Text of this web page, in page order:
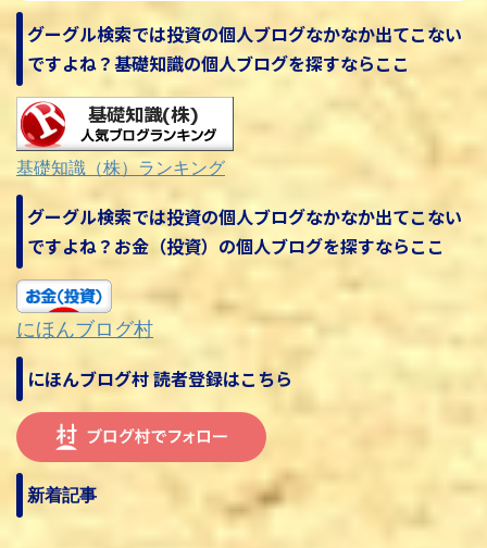
グーグル検索では投資の個人ブログなかなか出てこない
ですよね？基礎知識の個人ブログを探すならここ
基礎知識（株）ランキング
グーグル検索では投資の個人ブログなかなか出てこない
ですよね？お金（投資）の個人ブログを探すならここ
にほんブログ村
にほんブログ村 読者登録はこちら
新着記事